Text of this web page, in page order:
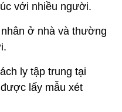
với nhiều người.
ở nhà và thường
ly tập trung tại
lấy mẫu xét